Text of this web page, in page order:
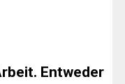
Entweder